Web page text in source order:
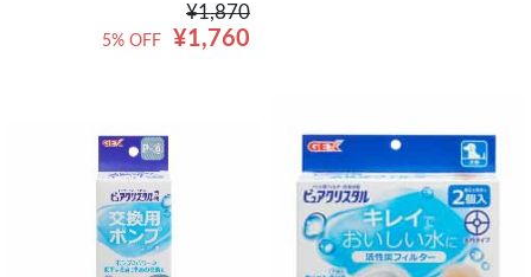
¥1,870
¥1,760
5% OFF